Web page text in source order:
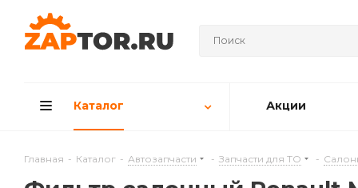
Каталог Акции
Главная - Каталог - Автозапчасти - Запчасти для ТО -